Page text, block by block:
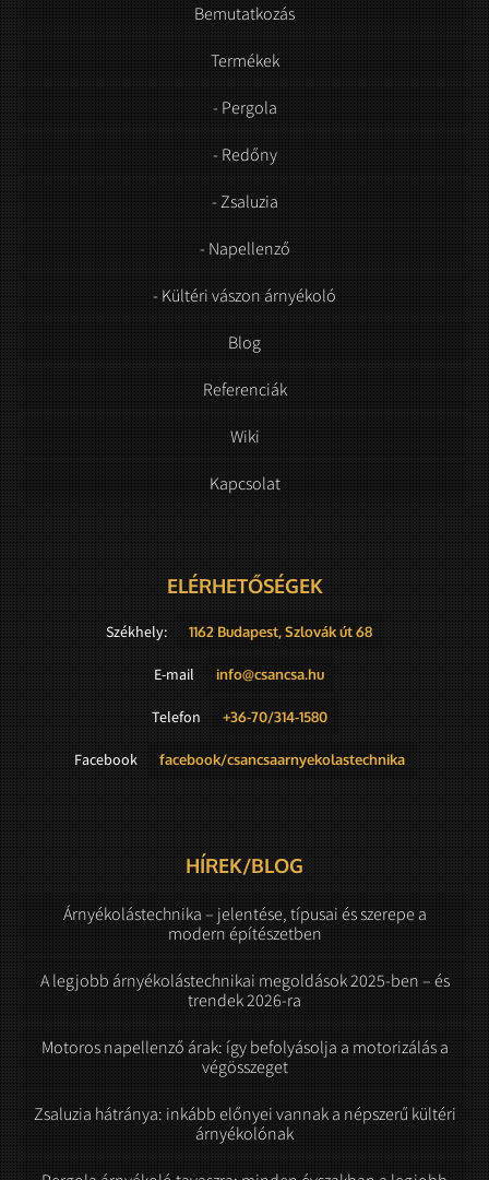
Bemutatkozás
Termékek
- Pergola
- Redőny
- Zsaluzia
- Napellenző
- Kültéri vászon árnyékoló
Blog
Referenciák
Wiki
Kapcsolat
ELÉRHETŐSÉGEK
Székhely: 1162 Budapest, Szlovák út 68
E-mail info@csancsa.hu
Telefon +36-70/314-1580
Facebook facebook/csancsaarnyekolastechnika
HÍREK/BLOG
Árnyékolástechnika – jelentése, típusai és szerepe a
modern építészetben
A legjobb árnyékolástechnikai megoldások 2025-ben – és
trendek 2026-ra
Motoros napellenző árak: így befolyásolja a motorizálás a
végösszeget
Zsaluzia hátránya: inkább előnyei vannak a népszerű kültéri
árnyékolónak